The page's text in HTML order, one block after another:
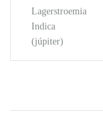
Lagerstroemia
Indica
(júpiter)